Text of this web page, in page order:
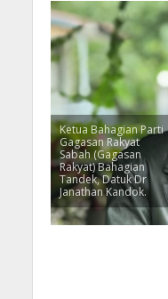
Ketua Bahagian Parti
Gagasan Rakyat
Sabah (Gagasan
Rakyat) Bahagian
Tandek, Datuk Dr
Janathan Kandok.